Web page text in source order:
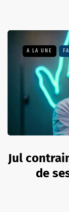
A LA UNE
Jul
de